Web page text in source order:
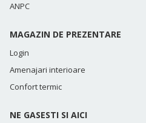
ANPC
MAGAZIN DE PREZENTARE
Login
Amenajari interioare
Confort termic
NE GASESTI SI AICI